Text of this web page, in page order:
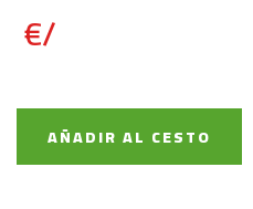
€/
AÑADIR AL CESTO